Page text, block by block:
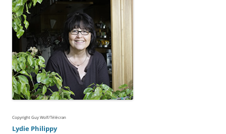
Copyright Guy Wolf/Télécran
Lydie Philippy